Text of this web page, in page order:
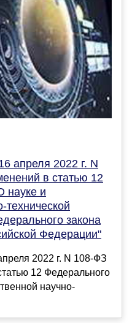
апреля 2022 г. N
в статью 12
науке и
технической
закона
Федерации"
2022 г. N 108-ФЗ
12 Федерального
научно-